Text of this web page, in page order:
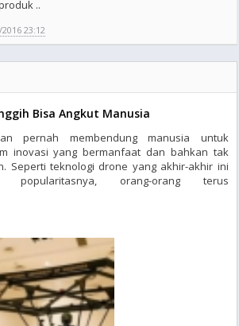
..
2016 23:12
Bisa Angkut Manusia
pernah membendung manusia untuk
inovasi yang bermanfaat dan bahkan tak
Seperti teknologi drone yang akhir-akhir ini
popularitasnya, orang-orang terus